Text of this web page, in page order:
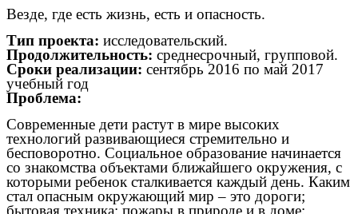
Везде, где есть жизнь, есть и опасность.
Тип проекта: исследовательский.
Продолжительность: среднесрочный, групповой.
Сроки реализации: сентябрь 2016 по май 2017
учебный год
Проблема:
Современные дети растут в мире высоких
технологий развивающиеся стремительно и
бесповоротно. Социальное образование начинается
со знакомства объектами ближайшего окружения, с
которыми ребенок сталкивается каждый день. Каким
стал опасным окружающий мир – это дороги;
бытовая техника; пожары в природе и в доме;